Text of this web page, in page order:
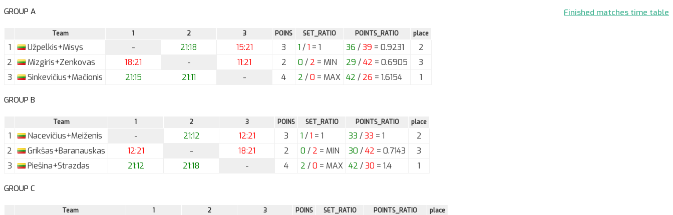
Finished matches time table
GROUP A
Team 1 2 3 POINS SET_RATIO POINTS_RATIO place
1 Užpelkis+Misys - 21:18 15:21 3 1 /1 = 1 36 /39 = 0.9231
2
2
Mizgiris+Zenkovas 18:21 - 11:21 2 0 / 2 = MIN 29 /42 = 0.6905
3
3
Sinkevičius+Mačionis 21:15 21:11 - 4 2 /0 = MAX 42 / 26 = 1.6154 1
GROUP B
Team 1 2 3 POINS SET_RATIO POINTS_RATIO place
1 Nacevičius+Meiženis - 21:12 12:21 3 1 /1 = 1 33 /33 = 1
2
2
Grikšas+Baranauskas 12:21 - 18:21 2 0 / 2 = MIN 30 /42 = 0.7143
3
3
Piešina+Strazdas 21:12 21:18 - 4 2 /0 = MAX 42 /30 = 1.4 1
GROUP C
Team 1 2 3 POINS SET_RATIO POINTS_RATIO place